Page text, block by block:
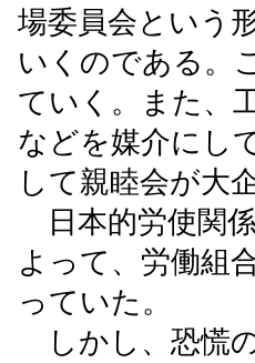
場委員会という
いくのである。
ていく。また、
などを媒介にし
して親睦会が大
日本的労使関
よって、労働組
っていた。
しかし、恐慌